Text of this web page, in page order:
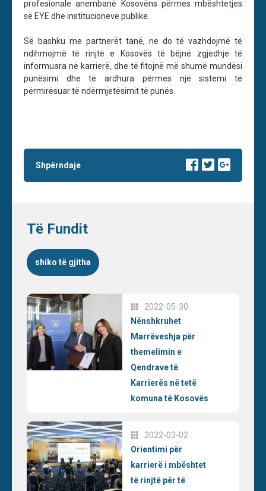
profesionale anembanë Kosovëns përmes mbështetjes
së EYE dhe institucioneve publike.
Së bashku me partnerët tanë, ne do të vazhdojmë të
ndihmojmë të rinjtë e Kosovës të bëjnë zgjedhje të
informuara në karrierë, dhe të fitojnë më shumë mundësi
punësimi dhe të ardhura përmes një sistemi të
përmirësuar të ndërmjetësimit të punës.
Shpërndaje
Të Fundit
shiko të gjitha
2022-05-30
Nënshkruhet
Marrëveshja për
themelimin e
Qendrave të
Karrierës në tetë
komuna të Kosovës
2022-03-02
Orientimi për
karrierë i mbështet
të rinjtë për të